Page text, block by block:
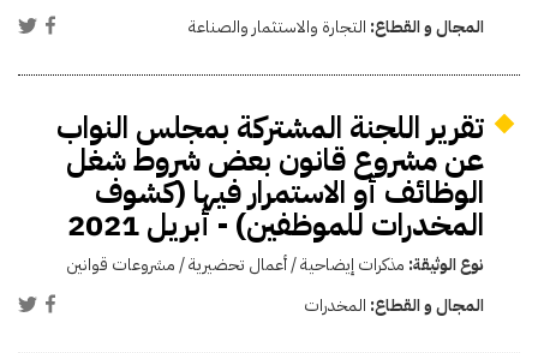
المجال و القطاع: التجارة والاستثمار والصناعة
تقرير اللجنة المشتركة بمجلس النواب
عن مشروع قانون بعض شروط شغل
الوظائف أو الاستمرار فيها (كشوف
المخدرات للموظفين) - أبريل 2021
نوع الوثيقة: مذكرات إيضاحية / أعمال تحضيرية / مشروعات قوانين
المجال و القطاع: المخدرات